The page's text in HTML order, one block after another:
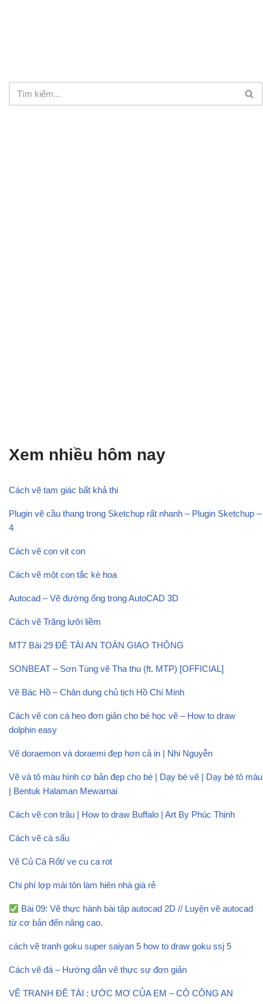
Xem nhiều hôm nay
Cách vẽ tam giác bất khả thi
Plugin vẽ cầu thang trong Sketchup rất nhanh – Plugin Sketchup –
4
Cách vẽ con vịt con
Cách vẽ một con tắc kè hoa
Autocad – Vẽ đường ống trong AutoCAD 3D
Cách vẽ Trăng lưỡi liềm
MT7 Bài 29 ĐỀ TÀI AN TOÀN GIAO THÔNG
SONBEAT – Sơn Tùng vẽ Tha thu (ft. MTP) [OFFICIAL]
Vẽ Bác Hồ – Chân dung chủ tịch Hồ Chí Minh
Cách vẽ con cá heo đơn giản cho bé học vẽ – How to draw
dolphin easy
Vẽ doraemon và doraemi đẹp hơn cả in | Nhi Nguyễn
Vẽ và tô màu hình cơ bản đẹp cho bé | Dạy bé vẽ | Dạy bé tô màu
| Bentuk Halaman Mewarnai
Cách vẽ con trâu | How to draw Buffalo | Art By Phúc Thịnh
Cách vẽ cá sấu
Vẽ Củ Cà Rốt/ ve cu ca rot
Chi phí lợp mái tôn làm hiên nhà giá rẻ
Bài 09: Vẽ thực hành bài tập autocad 2D // Luyện vẽ autocad
từ cơ bản đến nâng cao.
cách vẽ tranh goku super saiyan 5 how to draw goku ssj 5
Cách vẽ đá – Hướng dẫn vẽ thực sự đơn giản
VẼ TRANH ĐỀ TÀI : ƯỚC MƠ CỦA EM – CÔ CÔNG AN